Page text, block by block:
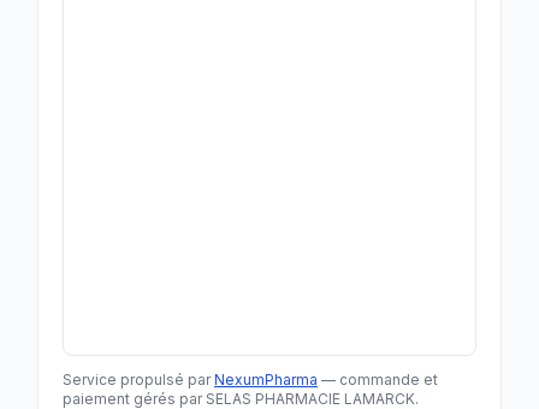
Service propulsé parNexumPharma — commande et
paiement gérés par SELAS PHARMACIE LAMARCK.